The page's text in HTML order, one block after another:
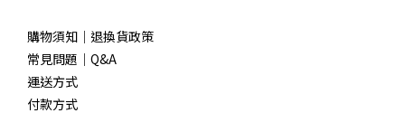
購物須知｜退換貨政策
常見問題｜Q&A
運送方式
付款方式